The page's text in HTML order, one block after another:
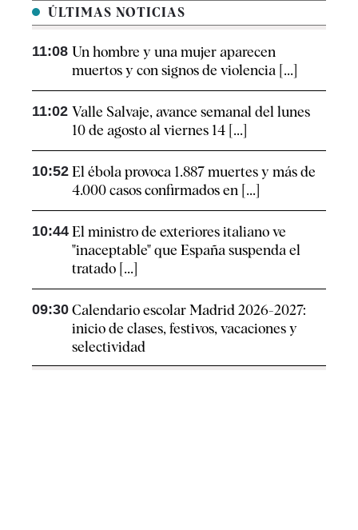
ÚLTIMAS NOTICIAS
11:08 Un hombre y una mujer aparecen
muertos y con signos de violencia [...]
11:02 Valle Salvaje, avance semanal del lunes
10 de agosto al viernes 14 [...]
10:52 El ébola provoca 1.887 muertes y más de
4.000 casos confirmados en [...]
10:44 El ministro de exteriores italiano ve
"inaceptable" que España suspenda el
tratado [...]
09:30 Calendario escolar Madrid 2026-2027:
inicio de clases, festivos, vacaciones y
selectividad